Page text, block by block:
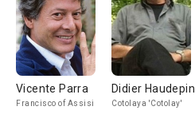
Vicente Parra
Francisco of Assisi
Didier Haudepin
Cotolaya 'Cotolay'